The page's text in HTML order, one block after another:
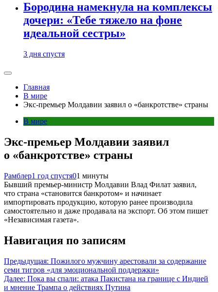
Бородина намекнула на комплексы
дочери: «Тебе тяжело на фоне
идеальной сестры»
3 дня спустя
Главная
В мире
Экс-премьер Молдавии заявил о «банкротстве» страны
В мире
Экс-премьер Молдавии заявил
о «банкротстве» страны
Рамблер1 год спустя01 минуты
Бывший премьер-министр Молдавии Влад Филат заявил,
что страна «становится банкротом» и начинает
импортировать продукцию, которую ранее производила
самостоятельно и даже продавала на экспорт. Об этом пишет
«Независимая газета».
Навигация по записям
Предыдущая: Пожилого мужчину арестовали за содержание
семи тигров «для эмоциональной поддержки»
Далее: Пока вы спали: атака Пакистана на границе с Индией
и мнение Трампа о действиях Путина